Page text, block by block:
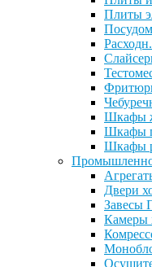
Плиты
Шкафы
Шкафы
Шкафы
Двери
Завесы
Камеры